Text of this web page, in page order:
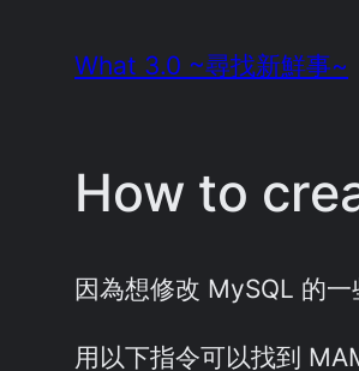
What 3.0 ~尋找新鮮事~
How to
因為想修改 MySQL 的
用以下指令可以找到